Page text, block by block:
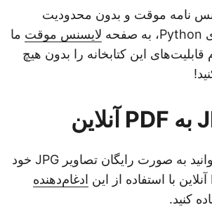
نامه موقت و بدون محدودیت
لایسنس موقتما
این کتابخانه را بدون هیچ
علاوه بر این، می‌توانید به صورت رایگان تصاویر JPG خود
ادغام‌دهنده
کنید.